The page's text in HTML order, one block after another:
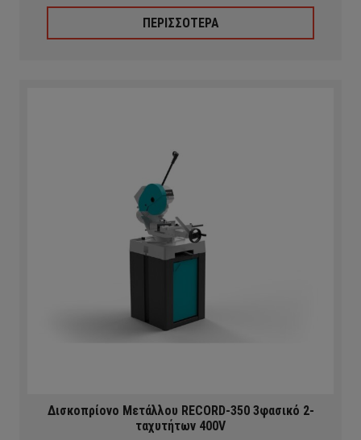
ΠΕΡΙΣΣΟΤΕΡΑ
Δισκοπρίονο Μετάλλου RECORD-350 3φασικό 2-
ταχυτήτων 400V